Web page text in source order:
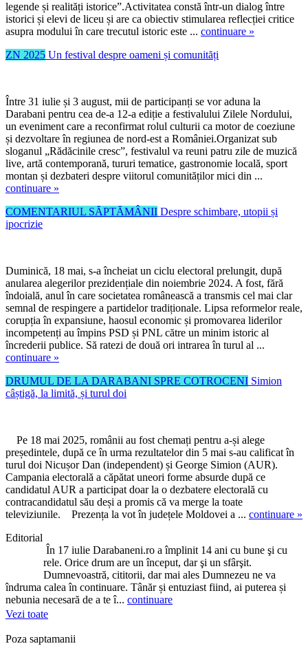
legende și realități istorice”.Activitatea constă într-un dialog între
istorici și elevi de liceu și are ca obiectiv stimularea reflecției critice
asupra modului în care trecutul istoric este ... continuare »
ZN 2025 Un festival despre oameni și comunități
Între 31 iulie și 3 august, mii de participanți se vor aduna la
Darabani pentru cea de-a 12-a ediție a festivalului Zilele Nordului,
un eveniment care a reconfirmat rolul culturii ca motor de coeziune
și dezvoltare în regiunea de nord-est a României.Organizat sub
sloganul „Rădăcinile cresc”, festivalul va reuni patru zile de muzică
live, artă contemporană, tururi tematice, gastronomie locală, sport
montan și dezbateri despre viitorul comunităților mici din ...
continuare »
COMENTARIUL SĂPTĂMÂNII Despre schimbare, utopii și
ipocrizie
Duminică, 18 mai, s-a încheiat un ciclu electoral prelungit, după
anularea alegerilor prezidențiale din noiembrie 2024. A fost, fără
îndoială, anul în care societatea românească a transmis cel mai clar
semnal de respingere a partidelor tradiționale. Lipsa reformelor reale,
corupția în expansiune, haosul economic și promovarea liderilor
incompetenți au împins PSD și PNL către un minim istoric al
încrederii publice. Să ratezi de două ori intrarea în turul al ...
continuare »
DRUMUL DE LA DARABANI SPRE COTROCENI Simion
câștigă, la limită, și turul doi
Pe 18 mai 2025, românii au fost chemați pentru a-și alege
președintele, după ce în urma rezultatelor din 5 mai s-au calificat în
turul doi Nicușor Dan (independent) și George Simion (AUR).
Campania electorală a căpătat uneori forme absurde după ce
candidatul AUR a participat doar la o dezbatere electorală cu
contracandidatul său deși a promis că va merge la toate
televiziunile. Prezența la vot în județele Moldovei a ... continuare »
Editorial
În 17 iulie Darabaneni.ro a împlinit 14 ani cu bune şi cu
rele. Orice drum are un început, dar şi un sfârşit.
Dumnevoastră, cititorii, dar mai ales Dumnezeu ne va
îndruma calea în continuare. Tânăr și entuziast fiind, ai puterea și
nebunia necesară de a te î... continuare
Vezi toate
Poza saptamanii